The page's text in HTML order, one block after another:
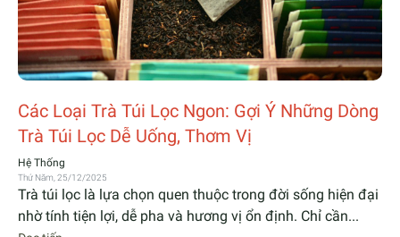
Các Loại Trà Túi Lọc Ngon: Gợi Ý Những Dòng
Trà Túi Lọc Dễ Uống, Thơm Vị
Hệ Thống
Thứ Năm, 25/12/2025
Trà túi lọc là lựa chọn quen thuộc trong đời sống hiện đại
nhờ tính tiện lợi, dễ pha và hương vị ổn định. Chỉ cần...